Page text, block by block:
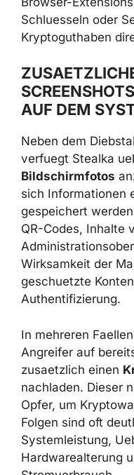
auch Browser-
privaten
um
Neben dem
verfuegt Stealka
Bildschirmfotos
sich Informationen
dauerhaft
Einmalpasswoerter,
Webwallets oder
Wirksamkeit der
geschuetzte Konten
In mehreren
Angreifer auf
zusaetzlich einen
nachladen. Dieser
Opfer, um
Die Folgen sind oft
reduzierte